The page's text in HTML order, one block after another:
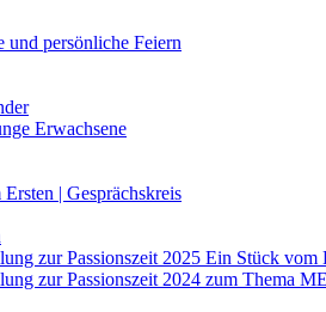
und persönliche Feiern
Erwachsene
| Gesprächskreis
zur Passionszeit 2025 Ein Stück vom
zur Passionszeit 2024 zum Thema